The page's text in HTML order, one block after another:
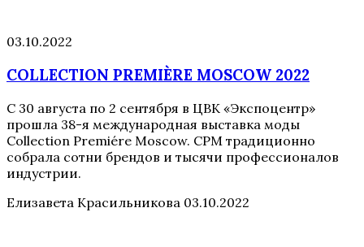
03.10.2022
COLLECTION PREMIÈRE MOSCOW 2022
С 30 августа по 2 сентября в ЦВК «Экспоцентр»
прошла 38-я международная выставка моды
Collection Premiére Moscow. CPM традиционно
собрала сотни брендов и тысячи профессионалов
индустрии.
Елизавета Красильникова 03.10.2022